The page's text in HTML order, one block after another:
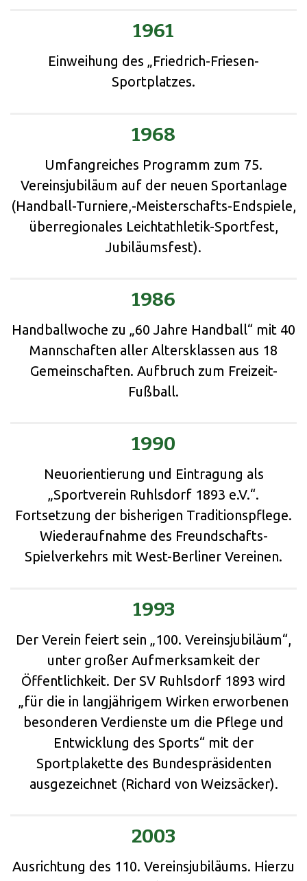
1961
Einweihung des „Friedrich-Friesen-
Sportplatzes.
1968
Umfangreiches Programm zum 75.
Vereinsjubiläum auf der neuen Sportanlage
(Handball-Turniere,-Meisterschafts-Endspiele,
überregionales Leichtathletik-Sportfest,
Jubiläumsfest).
1986
Handballwoche zu „60 Jahre Handball“ mit 40
Mannschaften aller Altersklassen aus 18
Gemeinschaften. Aufbruch zum Freizeit-
Fußball.
1990
Neuorientierung und Eintragung als
„Sportverein Ruhlsdorf 1893 e.V.“.
Fortsetzung der bisherigen Traditionspflege.
Wiederaufnahme des Freundschafts-
Spielverkehrs mit West-Berliner Vereinen.
1993
Der Verein feiert sein „100. Vereinsjubiläum“,
unter großer Aufmerksamkeit der
Öffentlichkeit. Der SV Ruhlsdorf 1893 wird
„für die in langjährigem Wirken erworbenen
besonderen Verdienste um die Pflege und
Entwicklung des Sports“ mit der
Sportplakette des Bundespräsidenten
ausgezeichnet (Richard von Weizsäcker).
2003
Ausrichtung des 110. Vereinsjubiläums. Hierzu